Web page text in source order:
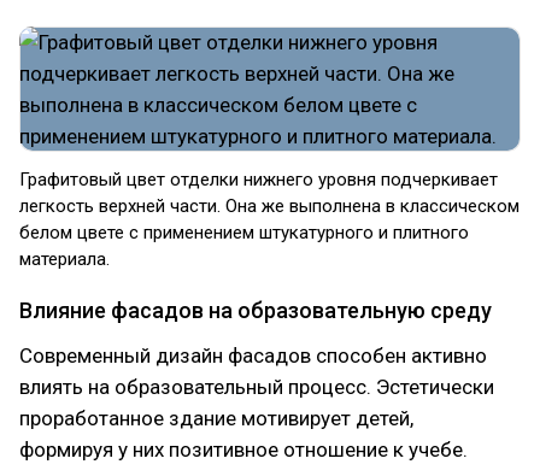
Графитовый цвет отделки нижнего уровня подчеркивает
легкость верхней части. Она же выполнена в классическом
белом цвете с применением штукатурного и плитного
материала.
Влияние фасадов на образовательную среду
Современный дизайн фасадов способен активно
влиять на образовательный процесс. Эстетически
проработанное здание мотивирует детей,
формируя у них позитивное отношение к учебе.